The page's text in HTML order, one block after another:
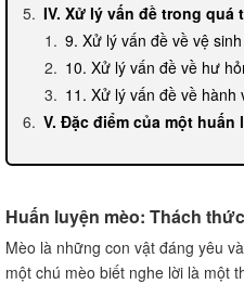
IV. Xử lý vấn đề trong quá
9. Xử lý vấn đề về vệ
10. Xử lý vấn đề về hư
11. Xử lý vấn đề về hành
V. Đặc điểm của một huấn
12. Kiên nhẫn và sự
Huấn luyện mèo: Thách
Mèo là những con vật đáng yêu
một chú mèo biết nghe lời là một